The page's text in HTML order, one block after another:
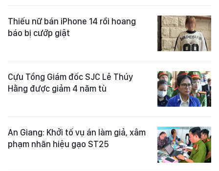
Thiếu nữ bán iPhone 14 rồi hoang
báo bị cướp giật
Cựu Tổng Giám đốc SJC Lê Thúy
Hằng được giảm 4 năm tù
An Giang: Khởi tố vụ án làm giả, xâm
phạm nhãn hiệu gạo ST25